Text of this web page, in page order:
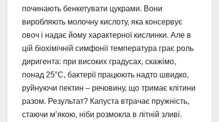
починають бенкетувати цукрами. Вони
виробляють молочну кислоту, яка консервує
овоч і надає йому характерної кислинки. Але в
цій біохімічній симфонії температура грає роль
диригента: при високих градусах, скажімо,
понад 25°C, бактерії працюють надто швидко,
руйнуючи пектин – речовину, що тримає клітини
разом. Результат? Капуста втрачає пружність,
стаючи м’якою, ніби розмокла в літній зливі.